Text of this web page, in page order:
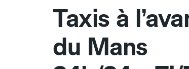
Taxis à
du Mans